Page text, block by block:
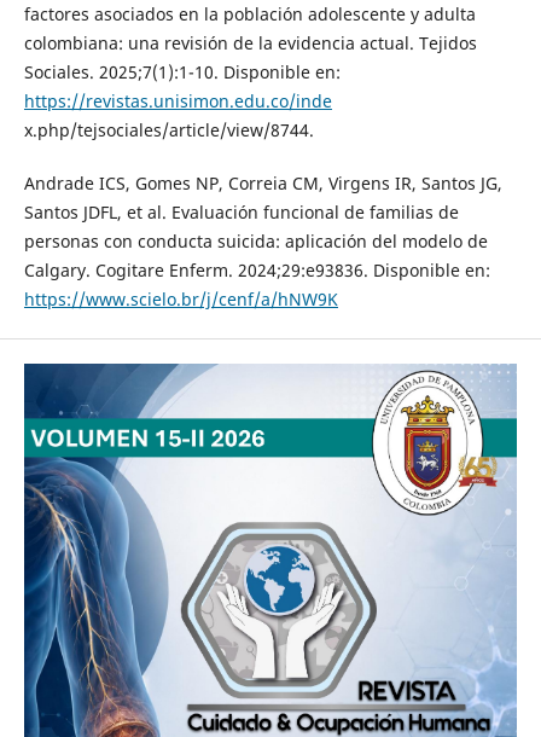
factores asociados en la población adolescente y adulta
colombiana: una revisión de la evidencia actual. Tejidos
Sociales. 2025;7(1):1-10. Disponible en:
https://revistas.unisimon.edu.co/inde
x.php/tejsociales/article/view/8744.
Andrade ICS, Gomes NP, Correia CM, Virgens IR, Santos JG,
Santos JDFL, et al. Evaluación funcional de familias de
personas con conducta suicida: aplicación del modelo de
Calgary. Cogitare Enferm. 2024;29:e93836. Disponible en:
https://www.scielo.br/j/cenf/a/hNW9K